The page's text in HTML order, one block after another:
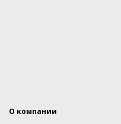
О компании